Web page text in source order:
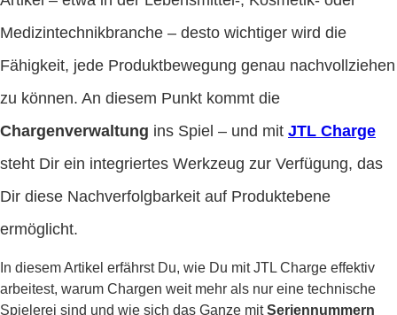
Medizintechnikbranche – desto wichtiger wird die
Fähigkeit, jede Produktbewegung genau nachvollziehen
zu können. An diesem Punkt kommt die
Chargenverwaltung ins Spiel – und mit JTL Charge
steht Dir ein integriertes Werkzeug zur Verfügung, das
Dir diese Nachverfolgbarkeit auf Produktebene
ermöglicht.
In diesem Artikel erfährst Du, wie Du mit JTL Charge effektiv
arbeitest, warum Chargen weit mehr als nur eine technische
Spielerei sind und wie sich das Ganze mitSeriennummern